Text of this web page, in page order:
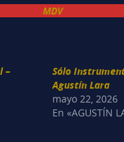
MDV
–
Sólo
Agustín Lara
mayo 22, 2026
En «AGUSTÍN